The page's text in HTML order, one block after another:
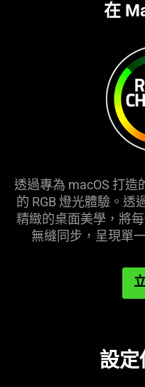
在
透過專為 macOS 打造
的 RGB 燈光體驗。透
精緻的桌面美學，將
無縫同步，呈現單
設